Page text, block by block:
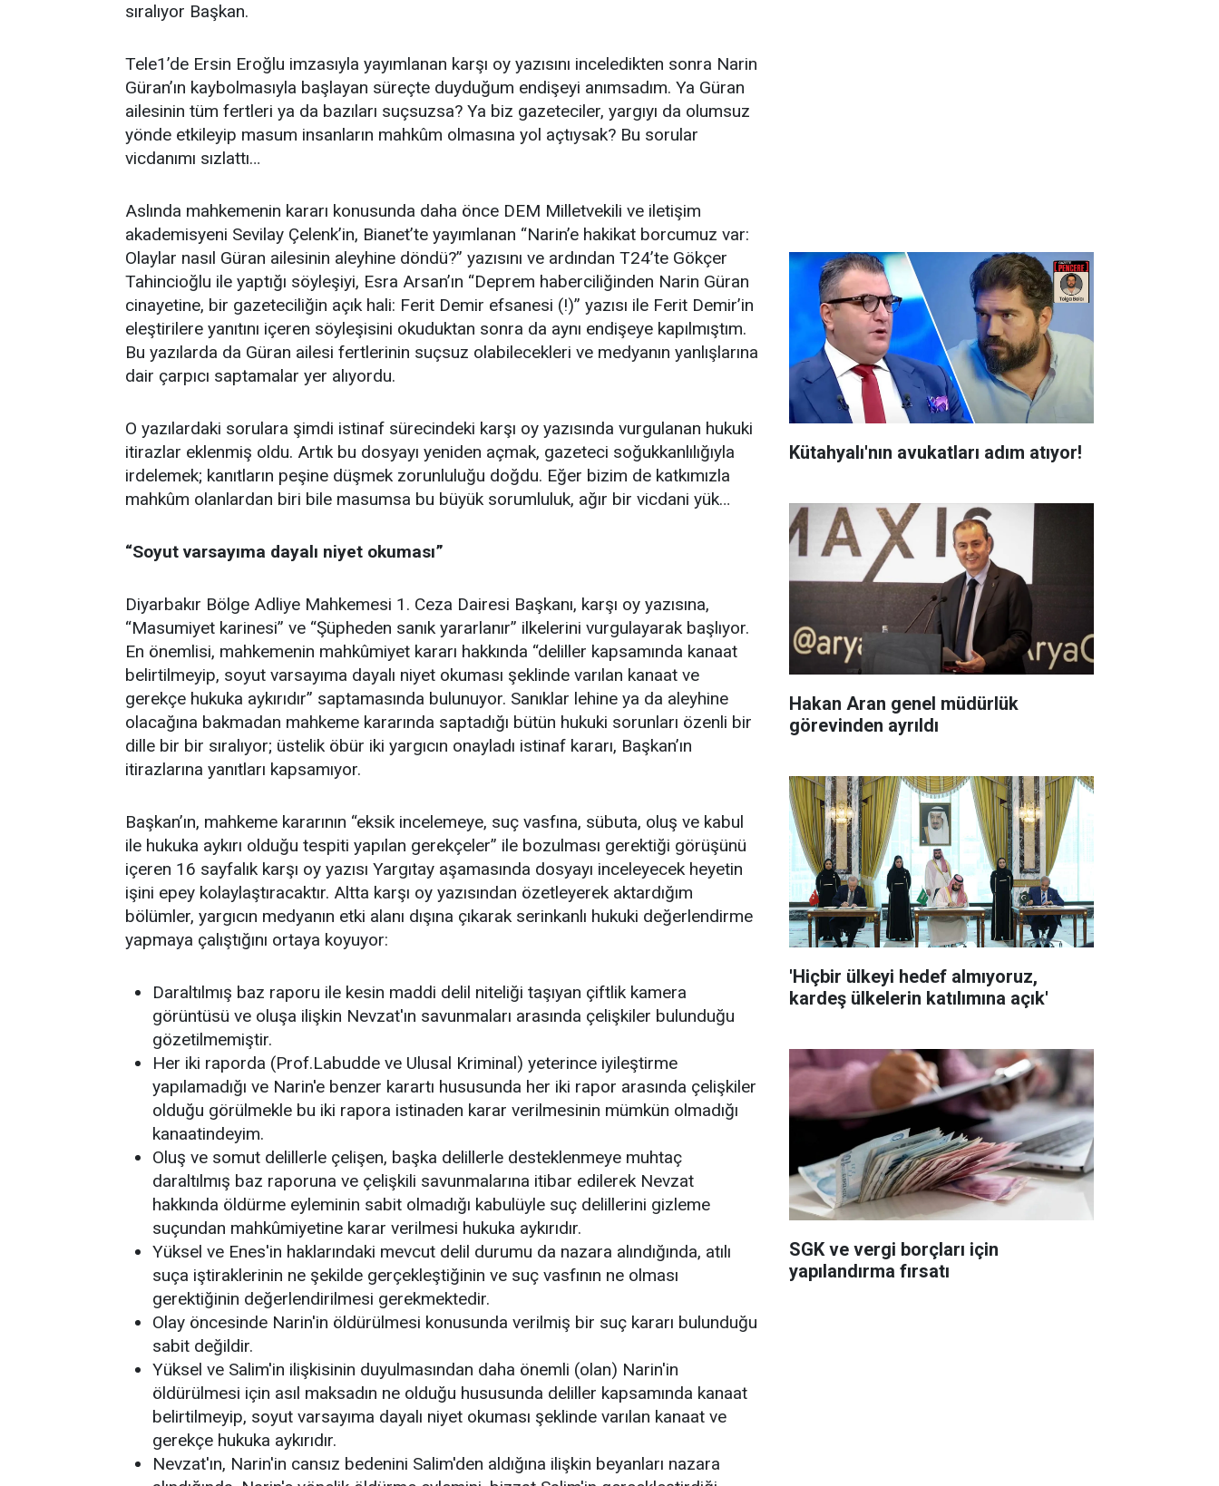
sıralıyor Başkan.
Tele1’de Ersin Eroğlu imzasıyla yayımlanan karşı oy yazısını inceledikten sonra Narin
Güran’ın kaybolmasıyla başlayan süreçte duyduğum endişeyi anımsadım. Ya Güran
ailesinin tüm fertleri ya da bazıları suçsuzsa? Ya biz gazeteciler, yargıyı da olumsuz
yönde etkileyip masum insanların mahkûm olmasına yol açtıysak? Bu sorular
vicdanımı sızlattı…
Aslında mahkemenin kararı konusunda daha önce DEM Milletvekili ve iletişim
akademisyeni Sevilay Çelenk’in, Bianet’te yayımlanan “Narin’e hakikat borcumuz var:
Olaylar nasıl Güran ailesinin aleyhine döndü?” yazısını ve ardından T24’te Gökçer
Tahincioğlu ile yaptığı söyleşiyi, Esra Arsan’ın “Deprem haberciliğinden Narin Güran
cinayetine, bir gazeteciliğin açık hali: Ferit Demir efsanesi (!)” yazısı ile Ferit Demir’in
eleştirilere yanıtını içeren söyleşisini okuduktan sonra da aynı endişeye kapılmıştım.
Bu yazılarda da Güran ailesi fertlerinin suçsuz olabilecekleri ve medyanın yanlışlarına
dair çarpıcı saptamalar yer alıyordu.
O yazılardaki sorulara şimdi istinaf sürecindeki karşı oy yazısında vurgulanan hukuki
itirazlar eklenmiş oldu. Artık bu dosyayı yeniden açmak, gazeteci soğukkanlılığıyla
irdelemek; kanıtların peşine düşmek zorunluluğu doğdu. Eğer bizim de katkımızla
mahkûm olanlardan biri bile masumsa bu büyük sorumluluk, ağır bir vicdani yük…
“Soyut varsayıma dayalı niyet okuması”
Diyarbakır Bölge Adliye Mahkemesi 1. Ceza Dairesi Başkanı, karşı oy yazısına,
“Masumiyet karinesi” ve “Şüpheden sanık yararlanır” ilkelerini vurgulayarak başlıyor.
En önemlisi, mahkemenin mahkûmiyet kararı hakkında “deliller kapsamında kanaat
belirtilmeyip, soyut varsayıma dayalı niyet okuması şeklinde varılan kanaat ve
gerekçe hukuka aykırıdır” saptamasında bulunuyor. Sanıklar lehine ya da aleyhine
olacağına bakmadan mahkeme kararında saptadığı bütün hukuki sorunları özenli bir
dille bir bir sıralıyor; üstelik öbür iki yargıcın onayladı istinaf kararı, Başkan’ın
itirazlarına yanıtları kapsamıyor.
Başkan’ın, mahkeme kararının “eksik incelemeye, suç vasfına, sübuta, oluş ve kabul
ile hukuka aykırı olduğu tespiti yapılan gerekçeler” ile bozulması gerektiği görüşünü
içeren 16 sayfalık karşı oy yazısı Yargıtay aşamasında dosyayı inceleyecek heyetin
işini epey kolaylaştıracaktır. Altta karşı oy yazısından özetleyerek aktardığım
bölümler, yargıcın medyanın etki alanı dışına çıkarak serinkanlı hukuki değerlendirme
yapmaya çalıştığını ortaya koyuyor:
Daraltılmış baz raporu ile kesin maddi delil niteliği taşıyan çiftlik kamera
görüntüsü ve oluşa ilişkin Nevzat'ın savunmaları arasında çelişkiler bulunduğu
gözetilmemiştir.
Her iki raporda (Prof.Labudde ve Ulusal Kriminal) yeterince iyileştirme
yapılamadığı ve Narin'e benzer karartı hususunda her iki rapor arasında çelişkiler
olduğu görülmekle bu iki rapora istinaden karar verilmesinin mümkün olmadığı
kanaatindeyim.
Oluş ve somut delillerle çelişen, başka delillerle desteklenmeye muhtaç
daraltılmış baz raporuna ve çelişkili savunmalarına itibar edilerek Nevzat
hakkında öldürme eyleminin sabit olmadığı kabulüyle suç delillerini gizleme
suçundan mahkûmiyetine karar verilmesi hukuka aykırıdır.
Yüksel ve Enes'in haklarındaki mevcut delil durumu da nazara alındığında, atılı
suça iştiraklerinin ne şekilde gerçekleştiğinin ve suç vasfının ne olması
gerektiğinin değerlendirilmesi gerekmektedir.
Olay öncesinde Narin'in öldürülmesi konusunda verilmiş bir suç kararı bulunduğu
sabit değildir.
Yüksel ve Salim'in ilişkisinin duyulmasından daha önemli (olan) Narin'in
öldürülmesi için asıl maksadın ne olduğu hususunda deliller kapsamında kanaat
belirtilmeyip, soyut varsayıma dayalı niyet okuması şeklinde varılan kanaat ve
gerekçe hukuka aykırıdır.
Nevzat'ın, Narin'in cansız bedenini Salim'den aldığına ilişkin beyanları nazara
Kütahyalı'nın avukatları adım atıyor!
Hakan Aran genel müdürlük
görevinden ayrıldı
'Hiçbir ülkeyi hedef almıyoruz,
kardeş ülkelerin katılımına açık'
SGK ve vergi borçları için
yapılandırma fırsatı